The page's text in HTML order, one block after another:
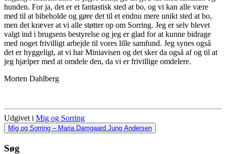
hunden. For ja, det er et fantastisk sted at bo, og vi kan alle være
med til at bibeholde og gøre det til et endnu mere unikt sted at bo,
men det kræver at vi alle støtter op om Sorring. Jeg er selv blevet
valgt ind i brugsens bestyrelse og jeg er glad for at kunne bidrage
med noget frivilligt arbejde til vores lille samfund. Jeg synes også
det er hyggeligt, at vi har Miniavisen og det sker da også af og til at
jeg hjælper med at omdele den, da vi er frivillige omdelere.
Morten Dahlberg
Udgivet i Mig og Sorring
Indlæg
navigation
Mig og Sorring – Maria Damgaard Jung Andersen
Søg